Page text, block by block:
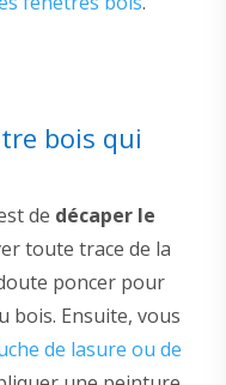
bois qui
de décaper le
toute trace de la
poncer pour
bois. Ensuite, vous
de lasure ou de